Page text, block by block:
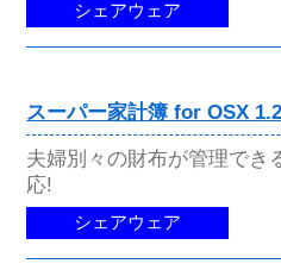
シェアウェア
スーパー家計簿 for OSX
夫婦別々の財布が管理でき
応!
シェアウェア